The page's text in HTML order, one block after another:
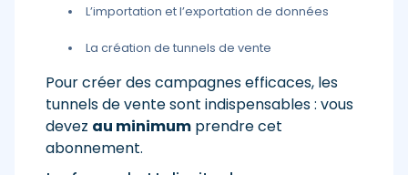
L’importation et l’exportation de données
La création de tunnels de vente
Pour créer des campagnes efficaces, les
tunnels de vente sont indispensables : vous
devez au minimum prendre cet
abonnement.